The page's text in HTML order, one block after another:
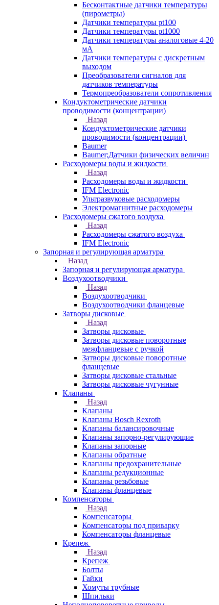
Бесконтактные датчики температуры
(пирометры)
Датчики температуры pt100
Датчики температуры pt1000
Датчики температуры аналоговые 4-20
мА
Датчики температуры с дискретным
выходом
Преобразователи сигналов для
датчиков температуры
Термопреобразователи сопротивления
Кондуктометрические датчики
проводимости (концентрации)
Назад
Кондуктометрические датчики
проводимости (концентрации)
Baumer
Baumer;Датчики физических величин
Расходомеры воды и жидкости
Назад
Расходомеры воды и жидкости
IFM Electronic
Ультразвуковые расходомеры
Электромагнитные расходомеры
Расходомеры сжатого воздуха
Назад
Расходомеры сжатого воздуха
IFM Electronic
Запорная и регулирующая арматура
Назад
Запорная и регулирующая арматура
Воздухоотводчики
Назад
Воздухоотводчики
Воздухоотводчики фланцевые
Затворы дисковые
Назад
Затворы дисковые
Затворы дисковые поворотные
межфланцевые с ручкой
Затворы дисковые поворотные
фланцевые
Затворы дисковые стальные
Затворы дисковые чугунные
Клапаны
Назад
Клапаны
Клапаны Bosch Rexroth
Клапаны балансировочные
Клапаны запорно-регулирующие
Клапаны запорные
Клапаны обратные
Клапаны предохранительные
Клапаны редукционные
Клапаны резьбовые
Клапаны фланцевые
Компенсаторы
Назад
Компенсаторы
Компенсаторы под приварку
Компенсаторы фланцевые
Крепеж
Назад
Крепеж
Болты
Гайки
Хомуты трубные
Шпильки